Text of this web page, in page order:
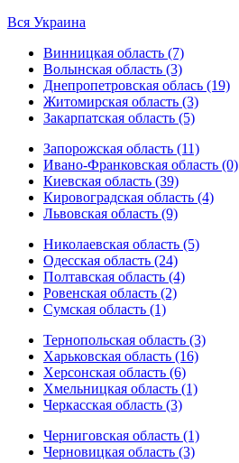
Вся Украина
Винницкая область (7)
Волынская область (3)
Днепропетровская облась (19)
Житомирская область (3)
Закарпатская область (5)
Запорожская область (11)
Ивано-Франковская область (0)
Киевская область (39)
Кировоградская область (4)
Львовская область (9)
Николаевская область (5)
Одесская область (24)
Полтавская область (4)
Ровенская область (2)
Сумская область (1)
Тернопольская область (3)
Харьковская область (16)
Херсонская область (6)
Хмельницкая область (1)
Черкасская область (3)
Черниговская область (1)
Черновицкая область (3)